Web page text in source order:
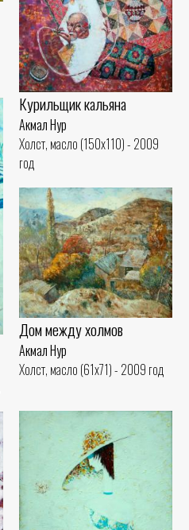
Курильщик кальяна
Акмал Нур
Холст, масло (150x110) - 2009
год
Дом между холмов
Акмал Нур
Холст, масло (61x71) - 2009 год